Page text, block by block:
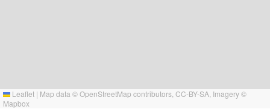
Leaflet | Map data ©OpenStreetMap contributors, CC-BY-SA , Imagery ©
Mapbox